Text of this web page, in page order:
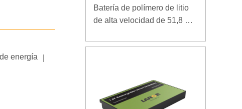
energía
Batería de polímero de litio
de alta velocidad de 51,8 V y
de arranque de rescate